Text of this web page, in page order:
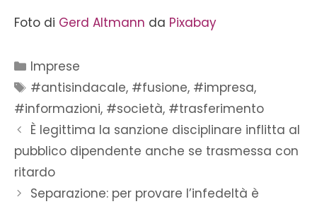
Foto di Gerd Altmann da Pixabay
Imprese
#antisindacale, #fusione, #impresa,
#informazioni, #società, #trasferimento
È legittima la sanzione disciplinare inflitta al
pubblico dipendente anche se trasmessa con
ritardo
Separazione: per provare l’infedeltà è